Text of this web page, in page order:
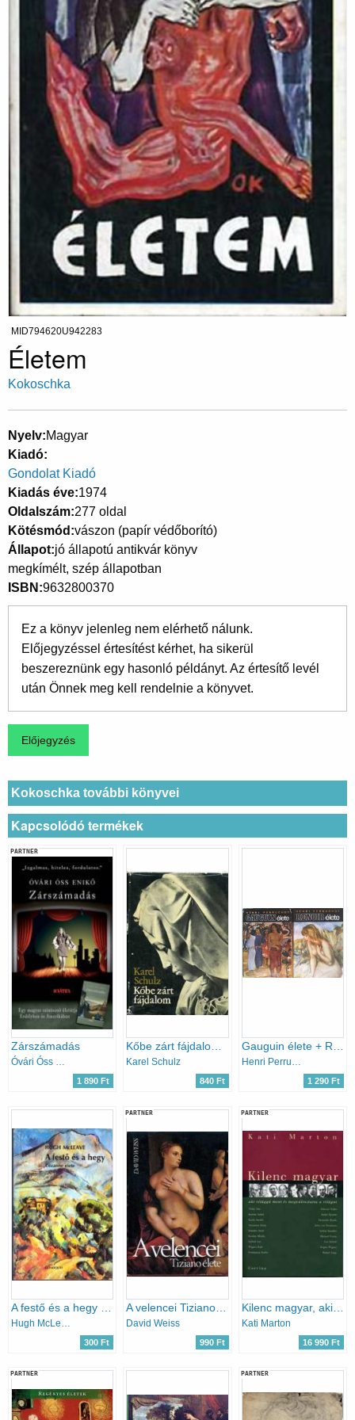
MID794620U942283
Életem
Kokoschka
Nyelv Magyar
Kiadó
Gondolat Kiadó
Kiadás éve 1974
Oldalszám 277 oldal
Kötésmód vászon (papír védőborító)
Állapot jó állapotú antikvár könyv
megkímélt, szép állapotban
ISBN 9632800370
Ez a könyv jelenleg nem elérhető nálunk.
Előjegyzéssel értesítést kérhet, ha sikerül
beszereznünk egy hasonló példányt. Az értesítő levél
után Önnek meg kell rendelnie a könyvet.
Kokoschka további könyvei
Kapcsolódó termékek
PARTNER
Zárszámadás
Óvári Óss Enikő
1 890 Ft
Karel Schulz
840 Ft
Henri Perruchot
1 290 Ft
300 Ft
PARTNER
David Weiss
990 Ft
PARTNER
Kilenc magyar, aki világgá ment és megváltoztatta a világot
Kati Marton
16 990 Ft
PARTNER PARTNER